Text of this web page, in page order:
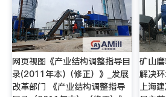
网页视图《产业结构调整指导目
录(2011年本)（修正）》_发展
改革部门 《产业结构调整指导
矿山
解决
上海